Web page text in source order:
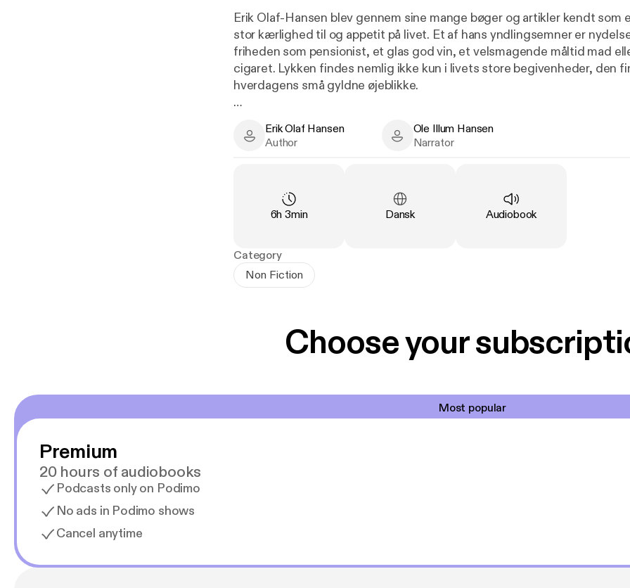
Erik Olaf-Hansen blev gennem sine mange bøger og artikler kendt som
stor kærlighed til og appetit på livet. Et af hans yndlingsemner er
friheden som pensionist, et glas god vin, et velsmagende måltid mad
cigaret. Lykken findes nemlig ikke kun i livets store begivenheder, den
hverdagens små gyldne øjeblikke.
Han kastede sig straks efter studentereksamen over journalistikken og
ansat ved Politiken, hvor han skrev om sundhed og sygdom. Da hans
læsere ængstelige, blev han rådet til i stedet at skrive om vin. Det blev
en livslang interesse, som har resulteret i omkring et halvt hundrede
andet vin og livsglæde. Erik Olaf-Hansen er derudover forfatter til et par
Erik Olaf Hansen - Author
Erik Olaf Hansen
Author
Ole Illum Hansen - Narrator
Ole Illum Hansen
Narrator
Duration
6h 3min Language
Dansk Type:
Audiobook
Category
Non Fiction
Choose your
Most popular
Premium
20 hours of audiobooks
Podcasts only on Podimo
No ads in Podimo shows
Cancel anytime